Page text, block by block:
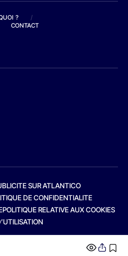
?
/
CONTACT
SUR ATLANTICO
DE CONFIDENTIALITE
POLITIQUE RELATIVE AUX COOKIES